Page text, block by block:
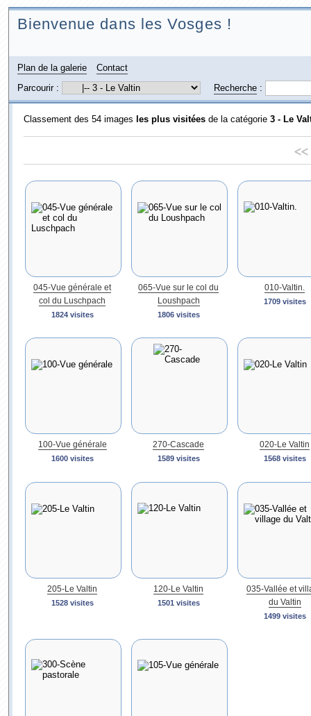
Bienvenue dans les Vosges !
Plan de la galerie
Contact
Parcourir :
Recherche:
Classement des 54 images les plus visitéesde la catégorie 3 - Le
<<
045-Vue générale et
col du Luschpach
1824 visites
065-Vue sur le col du
Loushpach
1806 visites
010-Valtin.
1709 visites
100-Vue générale
1600 visites
270-Cascade
1589 visites
020-Le Valtin
1568 visites
205-Le Valtin
1528 visites
120-Le Valtin
1501 visites
035-Vallée et
du Valtin
1499 visites